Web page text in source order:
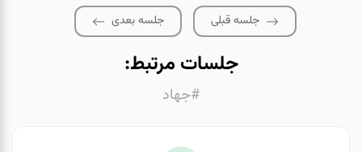
جلسه قبلی جلسه بعدی
جلسات مرتبط:
#جهاد